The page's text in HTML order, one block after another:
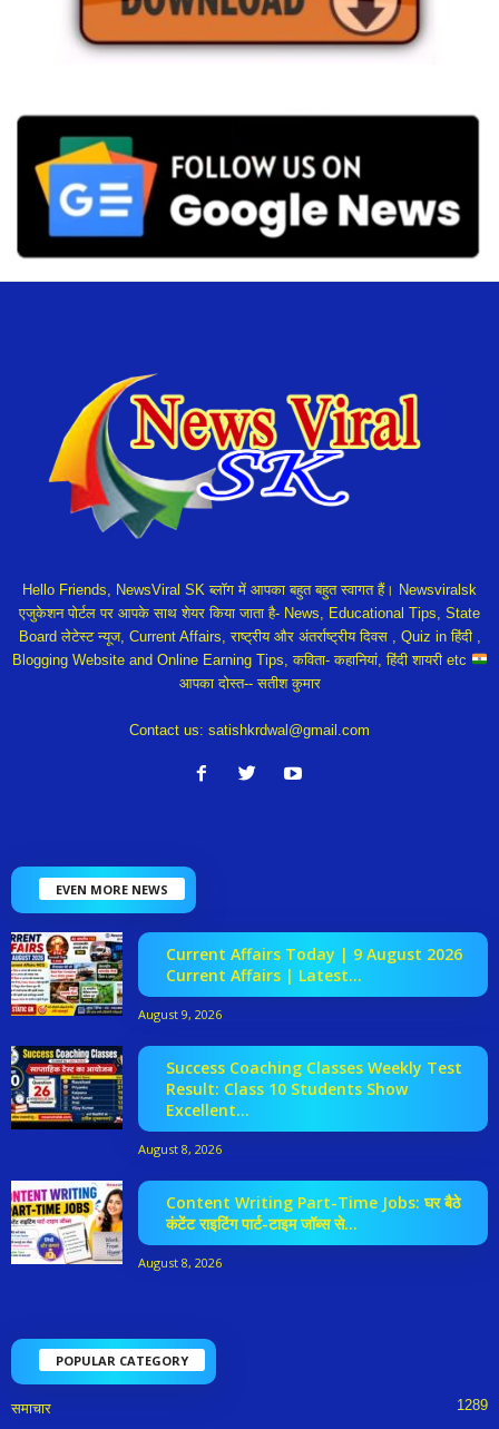
Hello Friends, NewsViral SK ब्लॉग में आपका बहुत बहुत स्वागत हैं। Newsviralsk
एजुकेशन पोर्टल पर आपके साथ शेयर किया जाता है- News, Educational Tips, State
Board लेटेस्ट न्यूज, Current Affairs, राष्ट्रीय और अंतर्राष्ट्रीय दिवस , Quiz in हिंदी ,
Blogging Website and Online Earning Tips, कविता- कहानियां, हिंदी शायरी etc
आपका दोस्त-- सतीश कुमार
Contact us: satishkrdwal@gmail.com
EVEN MORE NEWS
Current Affairs Today | 9 August 2026
Current Affairs | Latest...
August 9, 2026
Success Coaching Classes Weekly Test
Result: Class 10 Students Show
Excellent...
August 8, 2026
Content Writing Part-Time Jobs: घर बैठे
कंटेंट राइटिंग पार्ट-टाइम जॉब्स से...
August 8, 2026
POPULAR CATEGORY
समाचार 1289